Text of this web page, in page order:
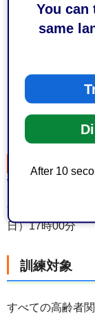
You can
same
After 10
（都道府
【事務連
【別紙1】
（都道府県
【別紙2】
訓練期間
令和8年5月25日
日）17時00分
訓練対象
すべての高齢者